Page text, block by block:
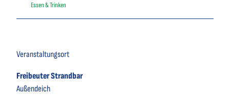
Essen & Trinken
Veranstaltungsort
Freibeuter Strandbar
Außendeich